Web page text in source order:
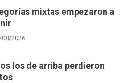
mixtas empezaron a
08/2026
los de arriba perdieron